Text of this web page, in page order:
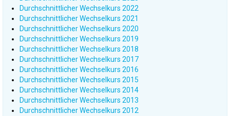
Durchschnittlicher Wechselkurs 2022
Durchschnittlicher Wechselkurs 2021
Durchschnittlicher Wechselkurs 2020
Durchschnittlicher Wechselkurs 2019
Durchschnittlicher Wechselkurs 2018
Durchschnittlicher Wechselkurs 2017
Durchschnittlicher Wechselkurs 2016
Durchschnittlicher Wechselkurs 2015
Durchschnittlicher Wechselkurs 2014
Durchschnittlicher Wechselkurs 2013
Durchschnittlicher Wechselkurs 2012